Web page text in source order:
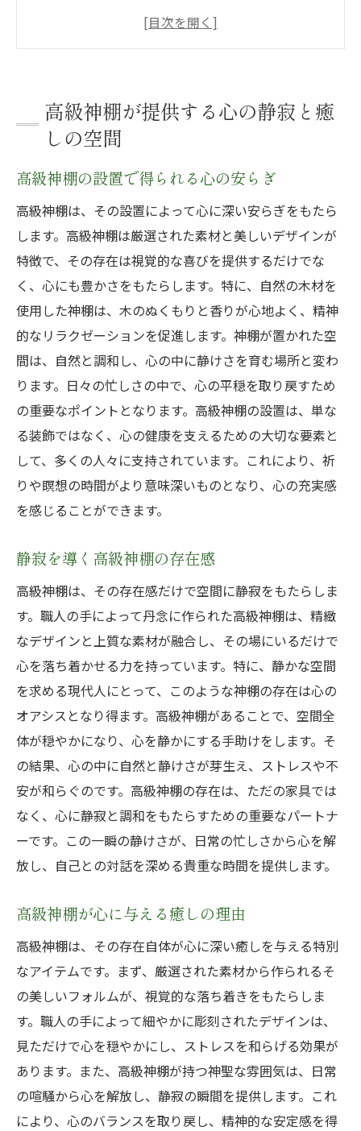
高級神棚が心に与える癒しの理由
神聖な空間を作り出す高級神棚の配置
日常に溶け込む高級神棚の精神的影響
高級神棚の木目がもたらす視覚と心への安らぎ
自然の美が宿る高級神棚の木材
視覚的癒しを提供する高級神棚の細部
木目の美しさが心に与える影響
高級神棚の木目パターンが生む静寂
視覚と心を満たす高級神棚の魅力
厳選素材で実現する高級神棚の神秘的な魅力
高級神棚の素材選びがもたらす特別感
神秘を感じる高級神棚の素材へのこだわり
高級神棚に込められた素材の物語
選び抜かれた素材が生む高級感
高級神棚の素材が作り出す癒しの効果
厳選素材で実現する高級神棚の美しさ
高級神棚がもたらす日常からの解放
静寂を提供する高級神棚のデザイン
心を静める高級神棚の魅力
高級神棚による日常のストレス軽減
神棚が創る静けさへの誘い
高級神棚で感じる日常の静寂
高級神棚が創り出す心に響く特別な空間
高級神棚がもたらす精神的な変化
特別な空間を演出する高級神棚の役割
心に響く空間を作り出す高級神棚
高級神棚の存在が生む居心地の良さ
心を満たす高級神棚の空間デザイン
職人技が輝く高級神棚の美しさとその効果
職人の技術が光る高級神棚の制作過程
高級神棚に施された細部へのこだわり
美しい仕上げが生む高級神棚の魅力
職人技が作り出す高級神棚の芸術性
高級神棚に込められた職人の思い
職人の手が生み出す高級神棚の魔法
高級神棚とともに過ごす心穏やかなひととき
高級神棚が提供する心の静寂と癒
しの空間
高級神棚の設置で得られる心の安らぎ
高級神棚は、その設置によって心に深い安らぎをもたら
します。高級神棚は厳選された素材と美しいデザインが
特徴で、その存在は視覚的な喜びを提供するだけでな
く、心にも豊かさをもたらします。特に、自然の木材を
使用した神棚は、木のぬくもりと香りが心地よく、精神
的なリラクゼーションを促進します。神棚が置かれた空
間は、自然と調和し、心の中に静けさを育む場所と変わ
ります。日々の忙しさの中で、心の平穏を取り戻すため
の重要なポイントとなります。高級神棚の設置は、単な
る装飾ではなく、心の健康を支えるための大切な要素と
して、多くの人々に支持されています。これにより、祈
りや瞑想の時間がより意味深いものとなり、心の充実感
を感じることができます。
静寂を導く高級神棚の存在感
高級神棚は、その存在感だけで空間に静寂をもたらしま
す。職人の手によって丹念に作られた高級神棚は、精緻
なデザインと上質な素材が融合し、その場にいるだけで
心を落ち着かせる力を持っています。特に、静かな空間
を求める現代人にとって、このような神棚の存在は心の
オアシスとなり得ます。高級神棚があることで、空間全
体が穏やかになり、心を静かにする手助けをします。そ
の結果、心の中に自然と静けさが芽生え、ストレスや不
安が和らぐのです。高級神棚の存在は、ただの家具では
なく、心に静寂と調和をもたらすための重要なパートナ
ーです。この一瞬の静けさが、日常の忙しさから心を解
放し、自己との対話を深める貴重な時間を提供します。
高級神棚が心に与える癒しの理由
高級神棚は、その存在自体が心に深い癒しを与える特別
なアイテムです。まず、厳選された素材から作られるそ
の美しいフォルムが、視覚的な落ち着きをもたらしま
す。職人の手によって細やかに彫刻されたデザインは、
見ただけで心を穏やかにし、ストレスを和らげる効果が
あります。また、高級神棚が持つ神聖な雰囲気は、日常
の喧騒から心を解放し、静寂の瞬間を提供します。これ
により、心のバランスを取り戻し、精神的な安定感を得